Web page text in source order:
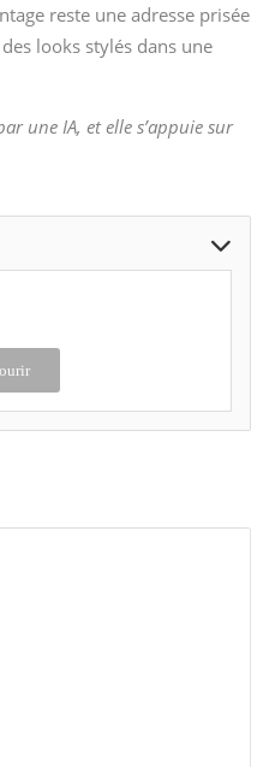
reste une adresse prisée
looks stylés dans une
une IA, et elle s’appuie sur